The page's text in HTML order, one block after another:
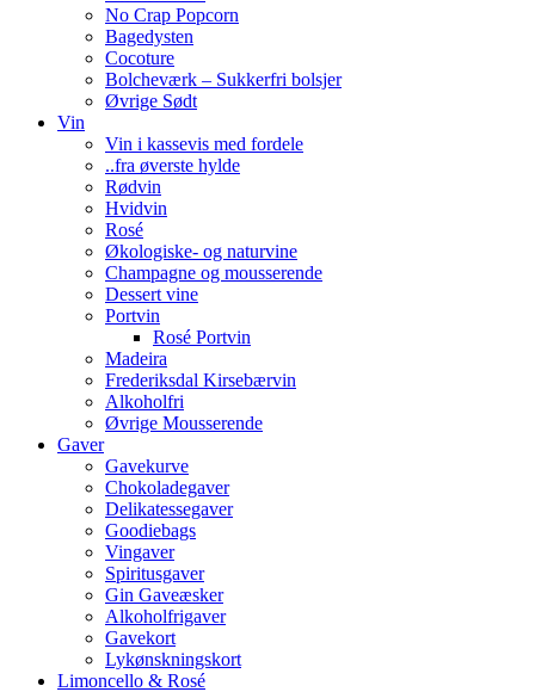
No Crap Popcorn
Bagedysten
Cocoture
Bolcheværk – Sukkerfri bolsjer
Øvrige Sødt
Vin
Vin i kassevis med fordele
..fra øverste hylde
Rødvin
Hvidvin
Rosé
Økologiske- og naturvine
Champagne og mousserende
Dessert vine
Portvin
Rosé Portvin
Madeira
Frederiksdal Kirsebærvin
Alkoholfri
Øvrige Mousserende
Gaver
Gavekurve
Chokoladegaver
Delikatessegaver
Goodiebags
Vingaver
Spiritusgaver
Gin Gaveæsker
Alkoholfrigaver
Gavekort
Lykønskningskort
Limoncello & Rosé